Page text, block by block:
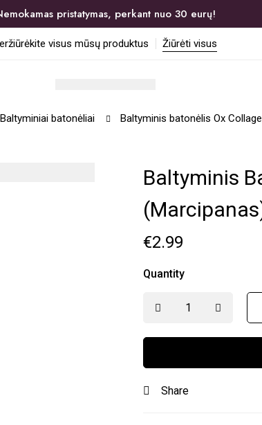
pristatymas, perkant nuo 30 eurų!
visus mūsų produktus Žiūrėti visus
Baltyminiai batonėliai Baltyminis batonėlis Ox
Baltyminis
€2.99
Quantity
Share